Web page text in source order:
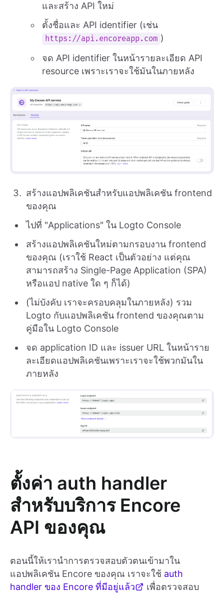
และสร้าง API ใหม่
ตั้งชื่อและ API identifier (เช่น
https://api.encoreapp.com )
จด API identifier ในหน้ารายละเอียด API
resource เพราะเราจะใช้มันในภายหลัง
สร้างแอปพลิเคชันสำหรับแอปพลิเคชัน frontend
ของคุณ
ไปที่ "Applications" ใน Logto Console
สร้างแอปพลิเคชันใหม่ตามกรอบงาน frontend
ของคุณ (เราใช้ React เป็นตัวอย่าง แต่คุณ
สามารถสร้าง Single-Page Application (SPA)
หรือแอป native ใด ๆ ก็ได้)
(ไม่บังคับ เราจะครอบคลุมในภายหลัง) รวม
Logto กับแอปพลิเคชัน frontend ของคุณตาม
คู่มือใน Logto Console
จด application ID และ issuer URL ในหน้าราย
ละเอียดแอปพลิเคชันเพราะเราจะใช้พวกมันใน
ภายหลัง
ตั้งค่า auth handler
สำหรับบริการ Encore
API ของคุณ
ตอนนี้ให้เรานำการตรวจสอบตัวตนเข้ามาใน
แอปพลิเคชัน Encore ของคุณ เราจะใช้ auth
handler ของ Encore ที่มีอยู่แล้ว
เพื่อตรวจสอบ